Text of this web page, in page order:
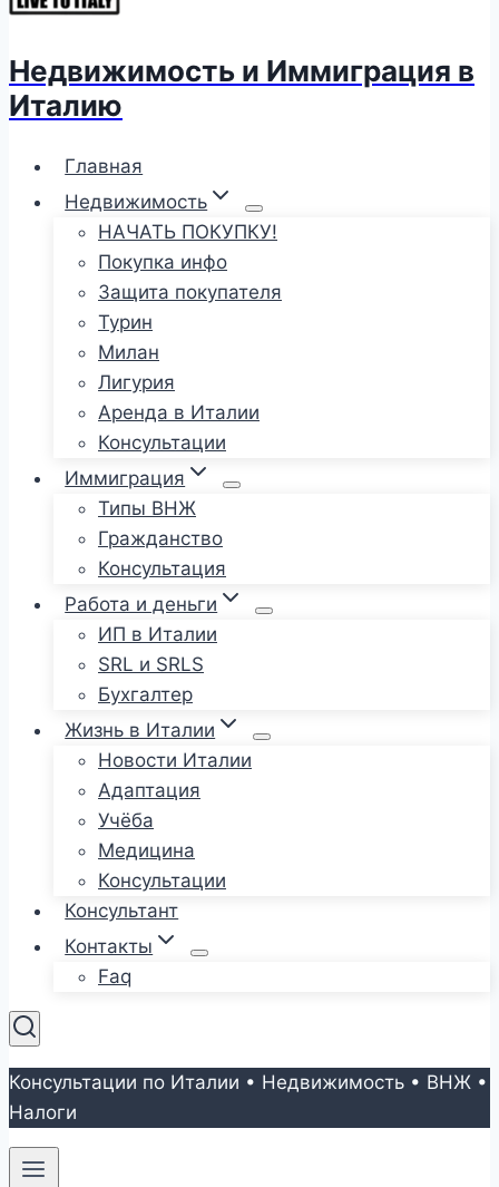
Недвижимость и Иммиграция в
Италию
Главная
Недвижимость
НАЧАТЬ ПОКУПКУ!
Покупка инфо
Защита покупателя
Турин
Милан
Лигурия
Аренда в Италии
Консультации
Иммиграция
Типы ВНЖ
Гражданство
Консультация
Работа и деньги
ИП в Италии
SRL и SRLS
Бухгалтер
Жизнь в Италии
Новости Италии
Адаптация
Учёба
Медицина
Консультации
Консультант
Контакты
Faq
Консультации по Италии • Недвижимость • ВНЖ •
Налоги